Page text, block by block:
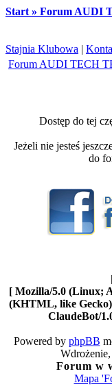
Start » Forum AUDI
Stajnia Klubowa |
Forum AUDI TECH
Dostęp do tej
Jeżeli nie jesteś
do
[ Mozilla/5.0 (Linux;
(KHTML, like Gecko)
ClaudeBot/
Powered by phpBB
Forum w
Mapa